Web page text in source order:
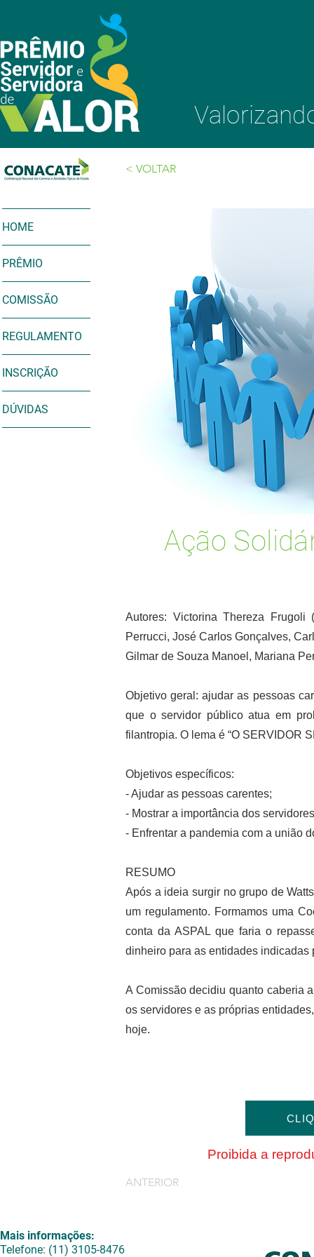
HOME
PRÊMIO
COMISSÃO
REGULAMENTO
INSCRIÇÃO
DÚVIDAS
< VOLTAR
Ação
Autores: Victorina Thereza
Perrucci, José Carlos Gonçalves,
Gilmar de Souza Manoel, Mariana
Objetivo geral: ajudar as pessoas
que o servidor público atua em
filantropia. O lema é “O SERVIDOR
Objetivos específicos:
- Ajudar as pessoas carentes;
- Mostrar a importância dos
- Enfrentar a pandemia com a união
RESUMO
Após a ideia surgir no grupo de
um regulamento. Formamos uma
conta da ASPAL que faria o
dinheiro para as entidades indicadas
A Comissão decidiu quanto caberia
os servidores e as próprias
hoje.
Proibida a
ANTERIOR
Mais informações:
Telefone: (11) 3105-8476